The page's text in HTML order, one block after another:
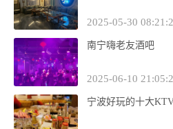
2025-05-30
南宁嗨老友酒吧
2025-06-10
宁波好玩的十大